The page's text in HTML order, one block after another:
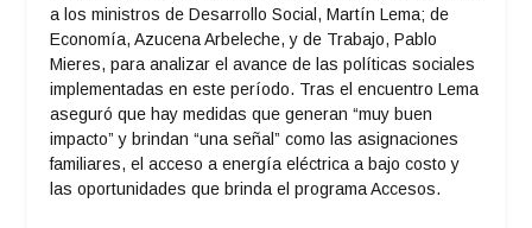
a los ministros de Desarrollo Social, Martín Lema; de
Economía, Azucena Arbeleche, y de Trabajo, Pablo
Mieres, para analizar el avance de las políticas sociales
implementadas en este período. Tras el encuentro Lema
aseguró que hay medidas que generan “muy buen
impacto” y brindan “una señal” como las asignaciones
familiares, el acceso a energía eléctrica a bajo costo y
las oportunidades que brinda el programa Accesos.